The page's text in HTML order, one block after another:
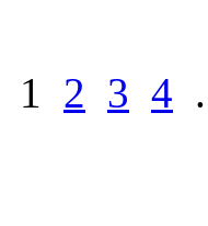
1 2 3 4